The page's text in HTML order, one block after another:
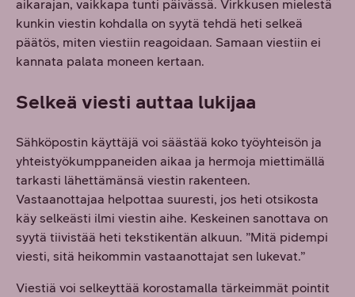
aikarajan, vaikkapa tunti päivässä. Virkkusen mielestä
kunkin viestin kohdalla on syytä tehdä heti selkeä
päätös, miten viestiin reagoidaan. Samaan viestiin ei
kannata palata moneen kertaan.
Selkeä viesti auttaa lukijaa
Sähköpostin käyttäjä voi säästää koko työyhteisön ja
yhteistyökumppaneiden aikaa ja hermoja miettimällä
tarkasti lähettämänsä viestin rakenteen.
Vastaanottajaa helpottaa suuresti, jos heti otsikosta
käy selkeästi ilmi viestin aihe. Keskeinen sanottava on
syytä tiivistää heti tekstikentän alkuun. ”Mitä pidempi
viesti, sitä heikommin vastaanottajat sen lukevat.”
Viestiä voi selkeyttää korostamalla tärkeimmät pointit